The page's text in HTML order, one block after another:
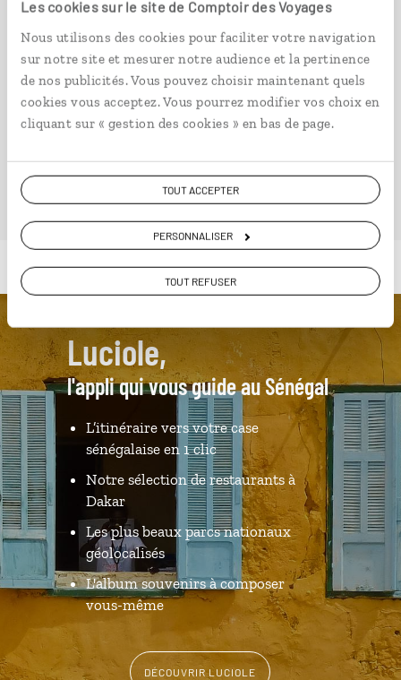
Les cookies sur le site de Comptoir des Voyages
Nous utilisons des cookies pour faciliter votre navigation
sur notre site et mesurer notre audience et la pertinence
de nos publicités. Vous pouvez choisir maintenant quels
cookies vous acceptez. Vous pourrez modifier vos choix en
cliquant sur « gestion des cookies » en bas de page.
TOUT ACCEPTER
PERSONNALISER
TOUT REFUSER
9 jours / 7 nuits
à partir de 1600€
Luciole,
l'appli qui vous guide au Sénégal
L’itinéraire vers votre case
sénégalaise en 1 clic
Notre sélection de restaurants à
Dakar
Les plus beaux parcs nationaux
géolocalisés
L'album souvenirs à composer
vous-même
DÉCOUVRIR LUCIOLE